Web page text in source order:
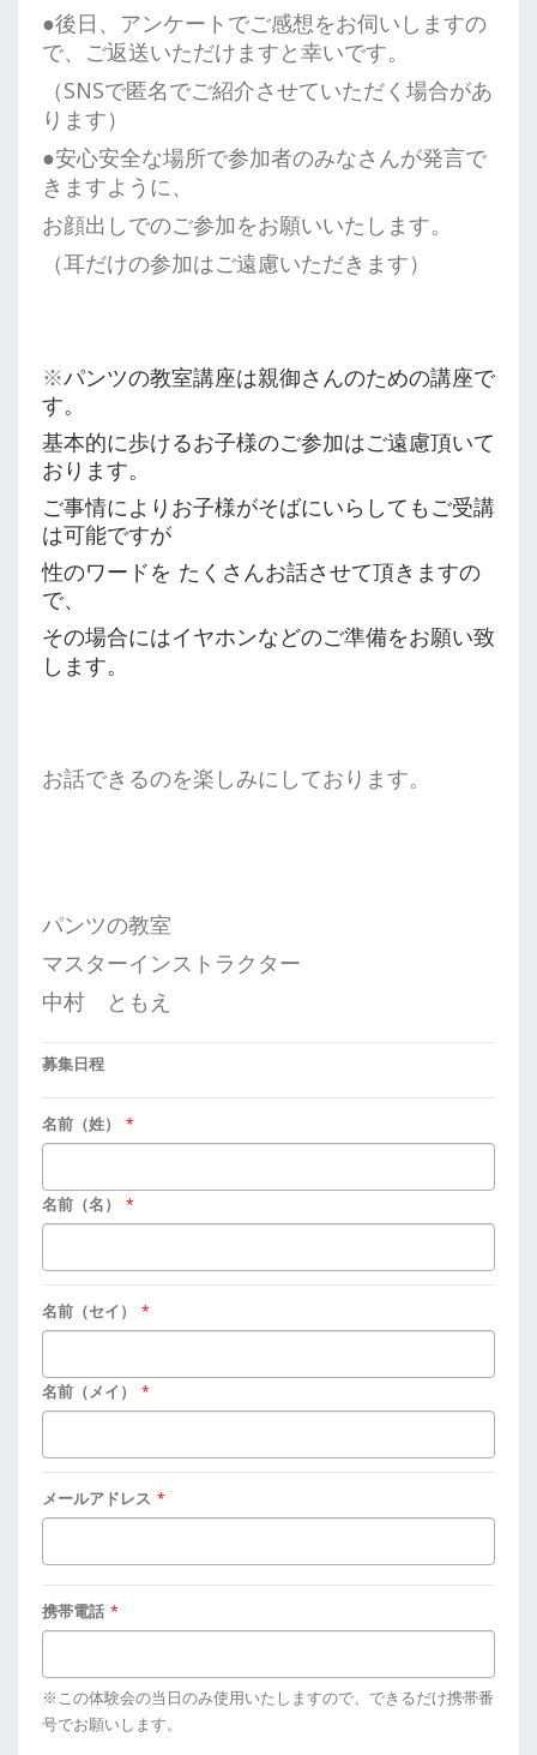
●後日、アンケートでご感想をお伺いしますの
で、ご返送いただけますと幸いです。
（SNSで匿名でご紹介させていただく場合があ
ります）
●安心安全な場所で参加者のみなさんが発言で
きますように、
お顔出しでのご参加をお願いいたします。
（耳だけの参加はご遠慮いただきます）
※パンツの教室講座は親御さんのための講座で
す。
基本的に歩けるお子様のご参加はご遠慮頂いて
おります。
ご事情により お子様がそばにいらしても ご受講
は可能ですが
性のワードを たくさんお話させて頂きますの
で、
その場合にはイヤホンなどのご準備をお願い致
します。
お話できるのを楽しみにしております。
パンツの教室
マスターインストラクター
中村 ともえ
募集日程
名前（姓） *
名前（名） *
名前（セイ） *
名前（メイ） *
メールアドレス *
携帯電話 *
※この体験会の当日のみ使用いたしますので、できるだけ携帯番
号でお願いします。